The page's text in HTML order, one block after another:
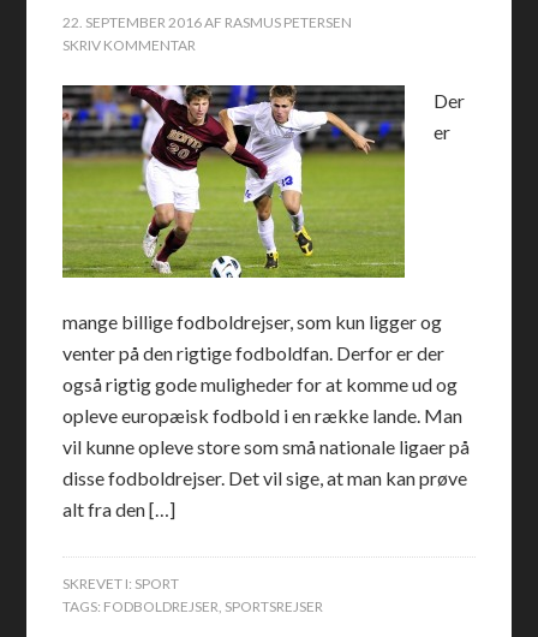
22. SEPTEMBER 2016AF RASMUS PETERSEN
SKRIV KOMMENTAR
Der
er
mange billige fodboldrejser, som kun ligger og
venter på den rigtige fodboldfan. Derfor er der
også rigtig gode muligheder for at komme ud og
opleve europæisk fodbold i en række lande. Man
vil kunne opleve store som små nationale ligaer på
disse fodboldrejser. Det vil sige, at man kan prøve
alt fra den […]
SKREVET I: SPORT
TAGS: FODBOLDREJSER, SPORTSREJSER